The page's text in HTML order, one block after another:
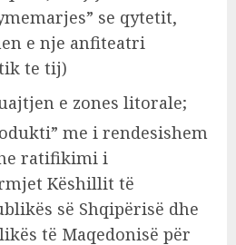
se qytetit,
e nje anfiteatri
te tij)
e zones litorale;
me i rendesishem
ratifikimi i
Këshillit të
së Shqipërisë dhe
të Maqedonisë për